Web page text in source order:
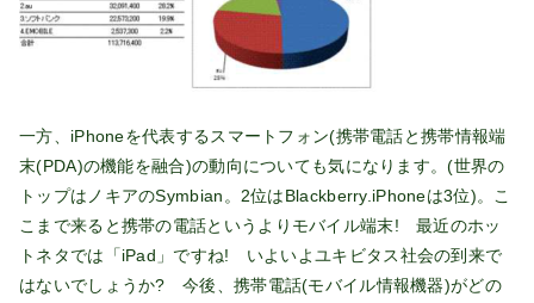
一方、iPhoneを代表するスマートフォン(携帯電話と携帯情報端
末(PDA)の機能を融合)の動向についても気になります。(世界の
トップはノキアのSymbian。2位はBlackberry.iPhoneは3位)。こ
こまで来ると携帯の電話というよりモバイル端末! 最近のホッ
トネタでは「iPad」ですね! いよいよユキビタス社会の到来で
はないでしょうか? 今後、携帯電話(モバイル情報機器)がどの